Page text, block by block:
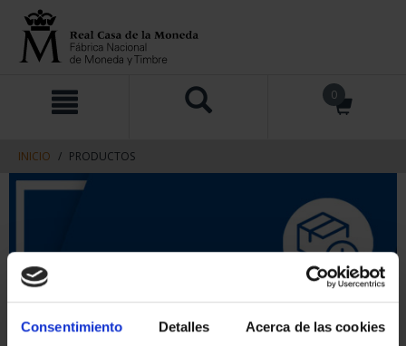
Consentimiento Detalles Acerca de las cookies
contenido
navegacin
0
INICIO PRODUCTOS